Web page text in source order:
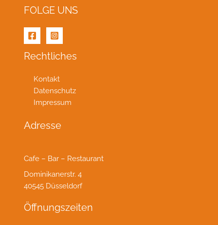
FOLGE UNS
Rechtliches
Kontakt
Datenschutz
Impressum
Adresse
Cafe – Bar – Restaurant
Dominikanerstr. 4
40545 Düsseldorf
Öffnungszeiten